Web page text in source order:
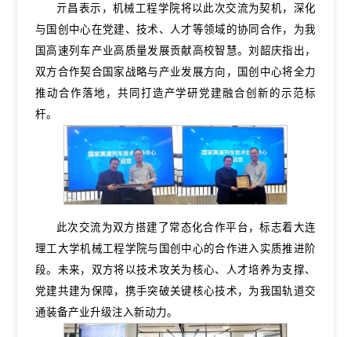
亓昌表示，机械工程学院将以此次交流为契机，深化
与国创中心在党建、技术、人才等领域的协同合作，为我
国高速列车产业高质量发展贡献高校智慧。刘韶庆指出，
双方合作契合国家战略与产业发展方向，国创中心将全力
推动合作落地，共同打造产学研党建融合创新的示范标
杆。
此次交流为双方搭建了常态化合作平台，标志着大连
理工大学机械工程学院与国创中心的合作进入实质推进阶
段。未来，双方将以技术攻关为核心、人才培养为支撑、
党建共建为保障，携手突破关键核心技术，为我国轨道交
通装备产业升级注入新动力。